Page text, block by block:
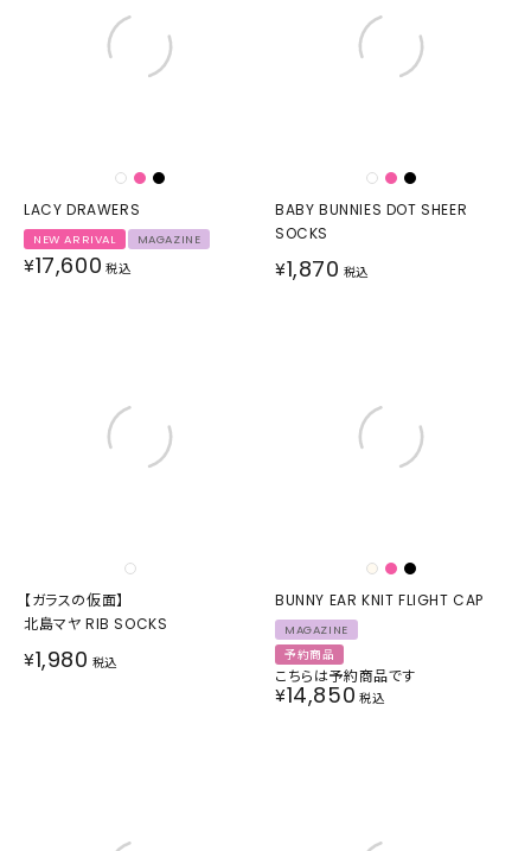
LACY DRAWERS
NEW ARRIVAL MAGAZINE
¥17,600 税込
BABY BUNNIES DOT SHEER
SOCKS
¥1,870 税込
【ガラスの仮面】
北島マヤ RIB SOCKS
¥1,980 税込
BUNNY EAR KNIT FLIGHT CAP
MAGAZINE
予約商品
こちらは予約商品です
¥14,850 税込